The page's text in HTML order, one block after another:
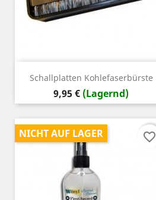
Schallplatten Kohlefaserbürste
Preis
9,95 € (Lagernd)
NICHT AUF LAGER favorite_border